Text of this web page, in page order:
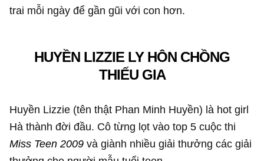
trai mỗi ngày để gần gũi với con hơn.
HUYỀN LIZZIE LY HÔN CHỒNG
THIẾU GIA
Huyền Lizzie (tên thật Phan Minh Huyền) là hot girl
Hà thành đời đầu. Cô từng lọt vào top 5 cuộc thi
Miss Teen 2009 và giành nhiều giải thưởng các giải